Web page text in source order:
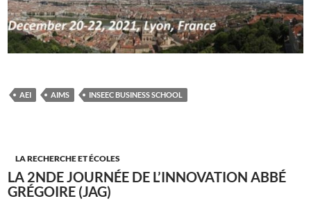
AEI AIMS INSEEC BUSINESS SCHOOL
LA RECHERCHE ET ÉCOLES
LA 2NDE JOURNÉE DE L’INNOVATION ABBÉ
GRÉGOIRE (JAG)